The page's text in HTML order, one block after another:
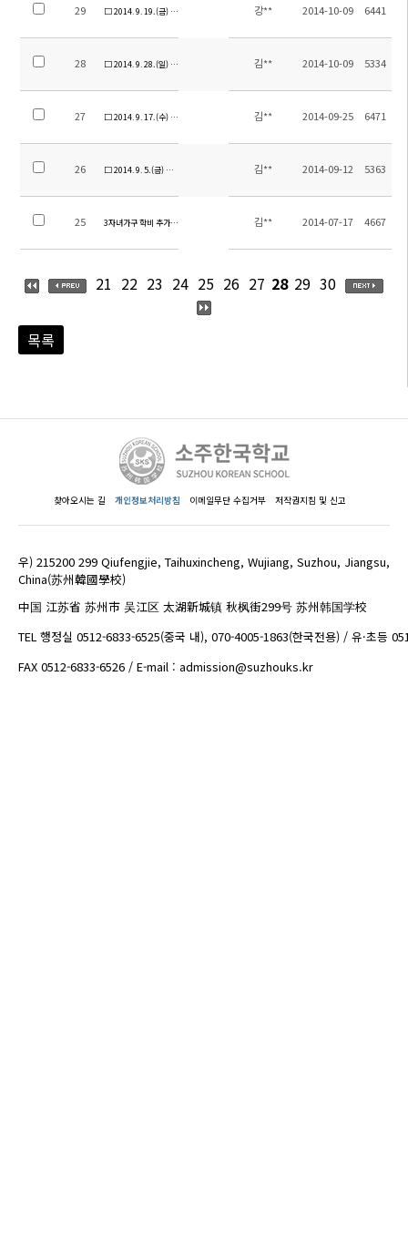
29 □ 2014. 9. 19.(금) 안양예술고등학교 방문 강** 2014-10-09 6441
28 □ 2014. 9. 28.(일) 소주한국학교 방안설계도 최종안 제출
김** 2014-10-09 5334
27 □ 2014. 9. 17.(수) 조영민 축구교실 운영 김** 2014-09-25 6471
26 □ 2014. 9. 5.(금) 한가위 맞이 송편 만들기 김** 2014-09-12 5363
25 3자녀가구 학비 추가 감면 이사회 의결 김** 2014-07-17 4667
21 22 23 24 25 26 27 28 29 30
목록
찾아오시는 길 개인정보처리방침 이메일무단 수집거부 저작권지침 및 신고
우) 215200 299 Qiufengjie, Taihuxincheng, Wujiang, Suzhou, Jiangsu,
China(苏州韓國學校)
中国 江苏省 苏州市 吴江区 太湖新城镇 秋枫街299号 苏州韩国学校
TEL 행정실 0512-6833-6525(중국 내), 070-4005-1863(한국전용) / 유·초등
FAX 0512-6833-6526 / E-mail : admission@suzhouks.kr